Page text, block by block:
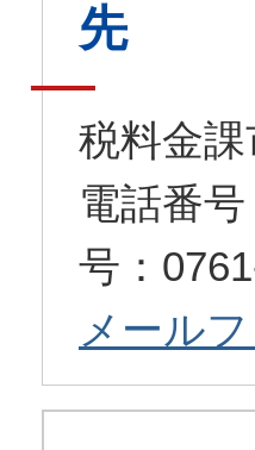
先
税料金
電話番
号：
メール